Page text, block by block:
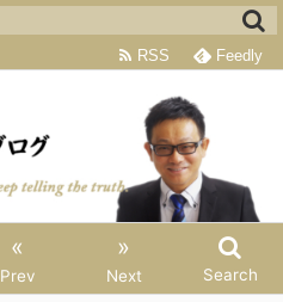
«
Prev
»
Next Search
RSS Feedly